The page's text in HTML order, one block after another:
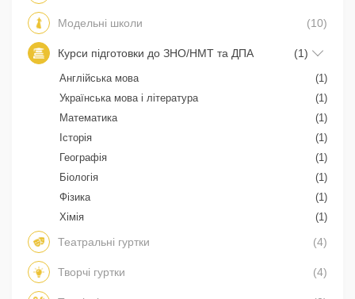
Модельні школи (10)
Курси підготовки до ЗНО/НМТ та ДПА (1)
Англійська мова
(1)
Українська мова і література
(1)
Математика
(1)
Історія
(1)
Географія
(1)
Біологія
(1)
Фізика
(1)
Хімія
(1)
Театральні гуртки (4)
Творчі гуртки (4)